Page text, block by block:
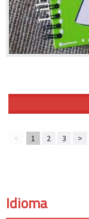
Idioma
< 1 2 3 >